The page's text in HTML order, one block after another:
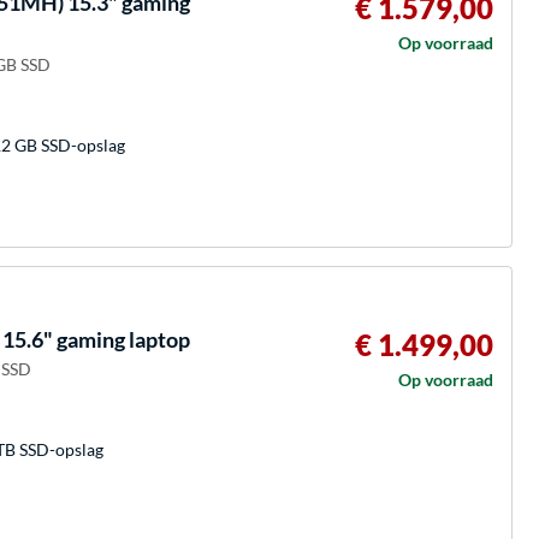
SSD
GB SSD-opslag
€ 1.579,00
Op voorraad
gaming laptop
SSD-opslag
€ 1.499,00
Op voorraad